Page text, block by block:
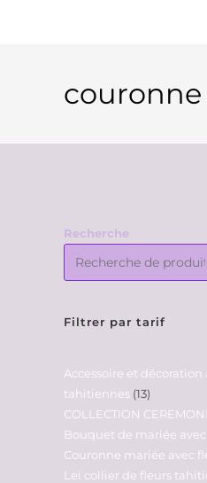
Recherche
Filtrer par tarif
Accessoire et décoration
tahitiennes 13
COLLECTION
Bouquet de mariée
Couronne mariée avec
Lei collier de fleurs